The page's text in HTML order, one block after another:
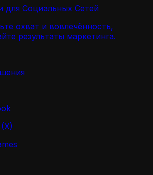
для Социальных Сетей
охват и вовлечённость,
результаты маркетинга.